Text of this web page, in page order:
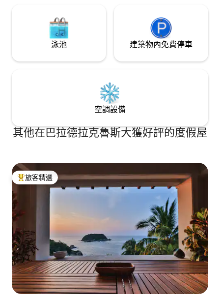
泳池 建築物內免費停車
空調設備
其他在巴拉德拉克魯斯大獲好評的度假屋
旅客精選榜首
旅客精選